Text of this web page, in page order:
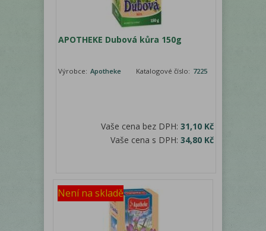
APOTHEKE Dubová kůra 150g
Výrobce: Apotheke Katalogové číslo: 7225
Vaše cena bez DPH:31,10 Kč
Vaše cena s DPH:34,80 Kč
Není na skladě